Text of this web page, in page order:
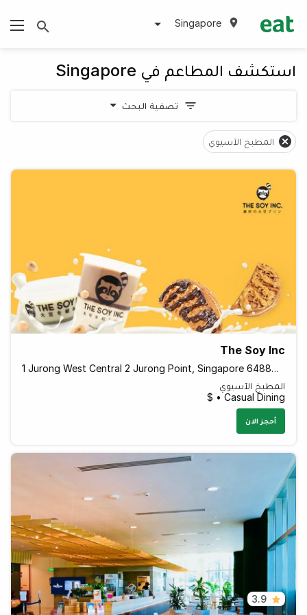
Singapore
استكشف المطاعم في Singapore
تصفية البحث
المطبخ الآسيوي
The Soy Inc
1 Jurong West Central 2 Jurong Point, Singapore 648886 Singapore
المطبخ الآسيوي
Casual Dining • $
أحجز الان
3.9